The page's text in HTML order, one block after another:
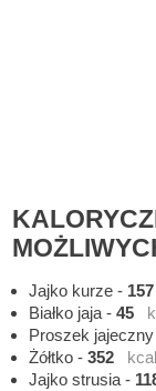
Jajko kurze - 157
Białko jaja-45
Proszek jajeczny
Żółtko -352
Jajko strusia-